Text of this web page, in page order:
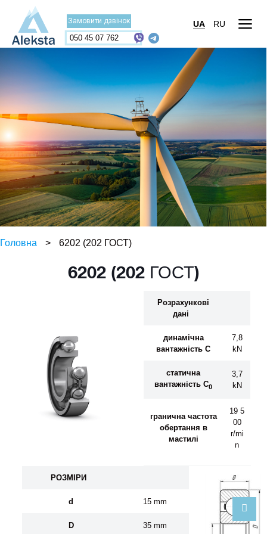
Замовити дзвінок
050 45 07 762
UA RU
Головна > 6202 (202 ГОСТ)
6202 (202 ГОСТ)
Розрахункові
дані
динамічна
вантажність C
7,8
kN
статична
вантажність C0
3,7
kN
гранична частота
обертання в
мастилі
19 5
00
r/mi
n
РОЗМ РИ
d 15 mm
D 35 mm